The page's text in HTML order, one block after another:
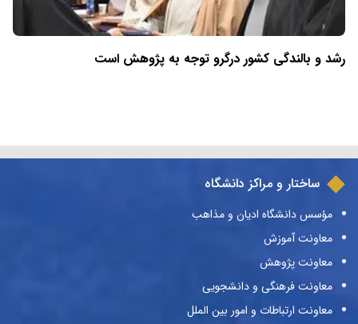
رشد و بالندگی کشور درگرو توجه به پژوهش است
ساختار و مراکز دانشگاه
مؤسس دانشگاه ادیان و مذاهب
معاونت آموزش
معاونت پژوهش
معاونت فرهنگی و دانشجویی
معاونت ارتباطات و امور بین الملل